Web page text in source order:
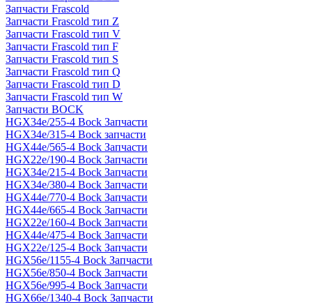
Запчасти Frascold
Запчасти Frascold тип Z
Запчасти Frascold тип V
Запчасти Frascold тип F
Запчасти Frascold тип S
Запчасти Frascold тип Q
Запчасти Frascold тип D
Запчасти Frascold тип W
Запчасти BOCK
HGX34e/255-4 Bock Запчасти
HGX34e/315-4 Bock запчасти
HGX44e/565-4 Bock Запчасти
HGX22e/190-4 Bock Запчасти
HGX34e/215-4 Bock Запчасти
HGX34e/380-4 Bock Запчасти
HGX44e/770-4 Bock Запчасти
HGX44e/665-4 Bock Запчасти
HGX22e/160-4 Bock Запчасти
HGX44e/475-4 Bock Запчасти
HGX22e/125-4 Bock Запчасти
HGX56e/1155-4 Bock Запчасти
HGX56e/850-4 Bock Запчасти
HGX56e/995-4 Bock Запчасти
HGX66e/1340-4 Bock Запчасти